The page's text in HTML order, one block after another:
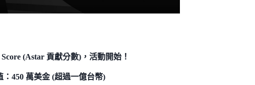
(Astar 貢獻分數)，活動開始！
450 萬美金 (超過一億台幣)